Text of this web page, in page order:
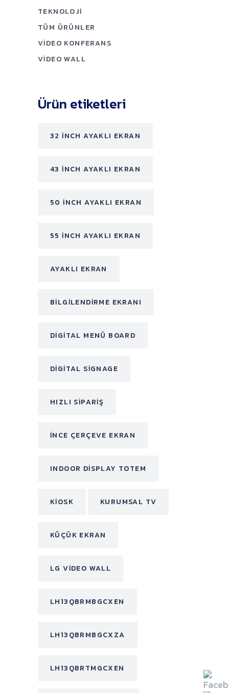
TEKNOLOJI
TÜM ÜRÜNLER
VIDEO KONFERANS
VIDEO WALL
Ürün etiketleri
32 INCH AYAKLI EKRAN
43 INCH AYAKLI EKRAN
50 INCH AYAKLI EKRAN
55 INCH AYAKLI EKRAN
AYAKLI EKRAN
BILGILENDIRME EKRANI
DIGITAL MENÜ BOARD
DIGITAL SIGNAGE
HIZLI SIPARIŞ
INCE ÇERÇEVE EKRAN
INDOOR DISPLAY TOTEM
KIOSK KURUMSAL TV
KÜÇÜK EKRAN
LG VIDEO WALL
LH13QBRMBGCXEN
LH13QBRMBGCXZA
LH13QBRTMGCXEN